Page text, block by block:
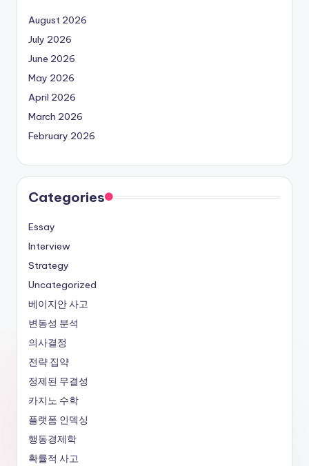
August 2026
July 2026
June 2026
May 2026
April 2026
March 2026
February 2026
Categories
Essay
Interview
Strategy
Uncategorized
베이지안 사고
변동성 분석
의사결정
전략 집약
정제된 무결성
카지노 수학
플랫폼 인덱싱
행동경제학
확률적 사고